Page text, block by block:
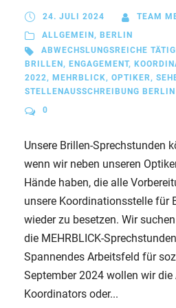
24. JULI 2024
TEAM
ALLGEMEIN , BERLIN
ABWECHSLUNGSREICHE
BRILLEN , ENGAGEMENT,
2022, MEHRBLICK, OPTIKER,
STELLENAUSSCHREIBUNG BERLIN
0
Unsere Brillen-Sprechstunden
wenn wir neben unseren
Hände haben, die alle
unsere Koordinationsstelle für
wieder zu besetzen. Wir
die MEHRBLICK-
Spannendes Arbeitsfeld für
September 2024 wollen wir
Koordinators oder...